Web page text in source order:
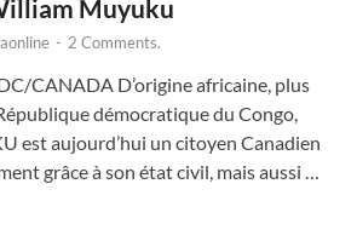
Muyuku
- 2 Comments.
CANADA D’origine africaine, plus
démocratique du Congo,
est aujourd’hui un citoyen Canadien
grâce à son état civil, mais aussi …